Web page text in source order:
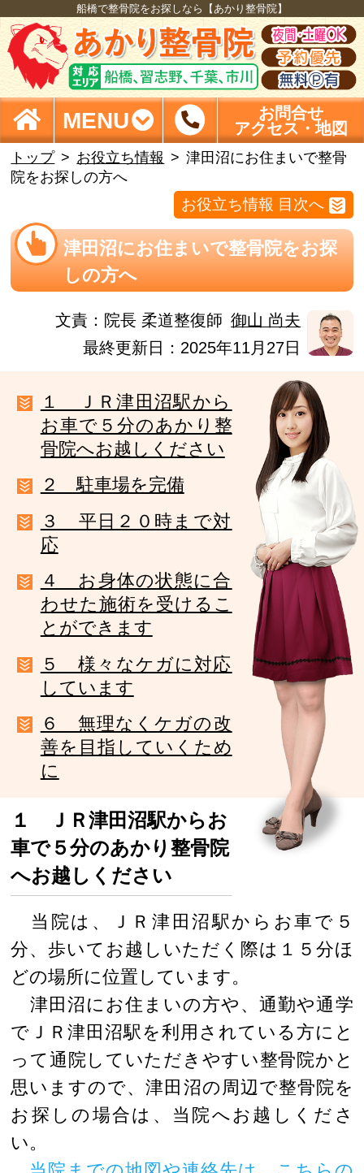
船橋で整骨院をお探しなら【あかり整骨院】
MENU
お問合せ
アクセス・地図
トップ お役立ち情報
津田沼にお住まいで整骨
院をお探しの方へ
お役立ち情報 目次へ
津田沼にお住まいで整骨院をお探
しの方へ
文責： 院長 柔道整復師 御山 尚夫
最終更新日：2025年11月27日
１ ＪＲ津田沼駅から
お車で５分のあかり整
骨院へお越しください
２ 駐車場を完備
３ 平日２０時まで対
応
４ お身体の状態に合
わせた施術を受けるこ
とができます
５ 様々なケガに対応
しています
６ 無理なくケガの改
善を目指していくため
に
１ ＪＲ津田沼駅からお
車で５分のあかり整骨院
へお越しください
当院は、ＪＲ津田沼駅からお車で５
分、歩いてお越しいただく際は１５分ほ
どの場所に位置しています。
津田沼にお住まいの方や、通勤や通学
でＪＲ津田沼駅を利用されている方にと
って通院していただきやすい整骨院かと
思いますので、津田沼の周辺で整骨院を
お探しの場合は、当院へお越しくださ
い。